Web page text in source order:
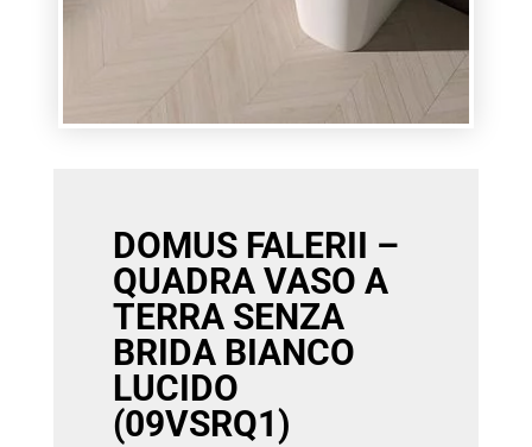
DOMUS FALERII –
QUADRA VASO A
TERRA SENZA
BRIDA BIANCO
LUCIDO
(09VSRQ1)